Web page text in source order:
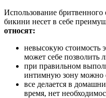
Использование
бикини несет в себе
относят:
невысокую стоимость
может себе позволить
при правильном
интимную зону можно
все делается в
время, нет